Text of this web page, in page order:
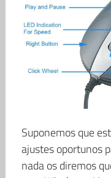
Suponemos que
ajustes oportunos
nada os diremos